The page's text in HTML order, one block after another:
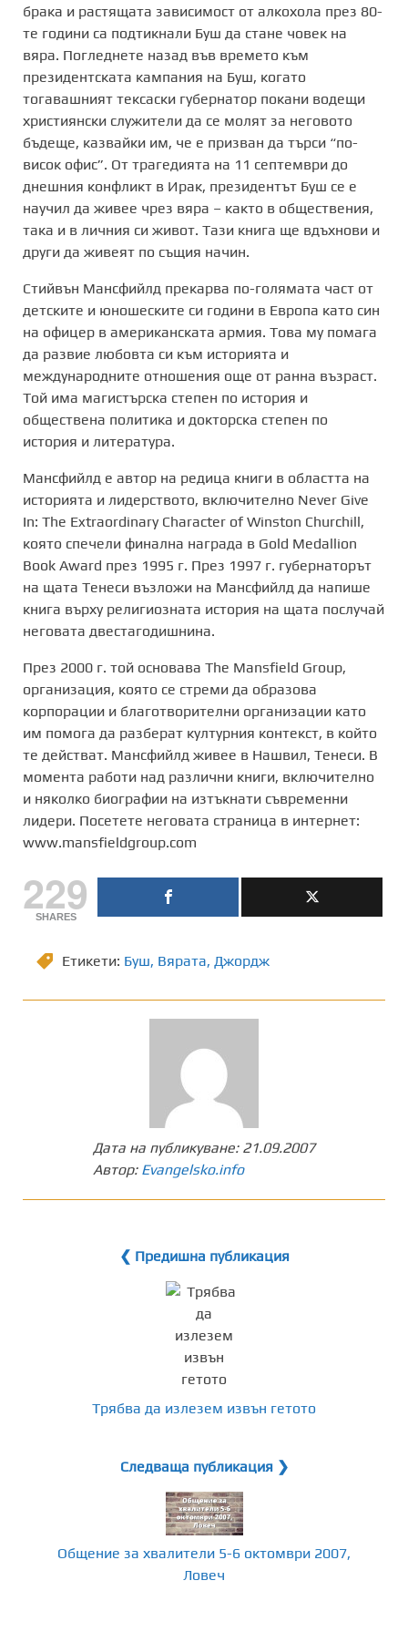
брака и растящата зависимост от алкохола през 80-
те години са подтикнали Буш да стане човек на
вяра. Погледнете назад във времето към
президентската кампания на Буш, когато
тогавашният тексаски губернатор покани водещи
християнски служители да се молят за неговото
бъдеще, казвайки им, че е призван да търси “по-
висок офис”. От трагедията на 11 септември до
днешния конфликт в Ирак, президентът Буш се е
научил да живее чрез вяра – както в обществения,
така и в личния си живот. Тази книга ще вдъхнови и
други да живеят по същия начин.
Стийвън Мансфийлд прекарва по-голямата част от
детските и юношеските си години в Европа като син
на офицер в американската армия. Това му помага
да развие любовта си към историята и
международните отношения още от ранна възраст.
Той има магистърска степен по история и
обществена политика и докторска степен по
история и литература.
Мансфийлд е автор на редица книги в областта на
историята и лидерството, включително Never Give
In: The Extraordinary Character of Winston Churchill,
която спечели финална награда в Gold Medallion
Book Award през 1995 г. През 1997 г. губернаторът
на щата Тенеси възложи на Мансфийлд да напише
книга върху религиозната история на щата послучай
неговата двестагодишнина.
През 2000 г. той основава The Mansfield Group,
организация, която се стреми да образова
корпорации и благотворителни организации като
им помога да разберат културния контекст, в който
те действат. Мансфийлд живее в Нашвил, Тенеси. В
момента работи над различни книги, включително
и няколко биографии на изтъкнати съвременни
лидери. Посетете неговата страница в интернет:
www.mansfieldgroup.com
229
SHARES
Етикети: Буш, Вярата, Джордж
Дата на публикуване: 21.09.2007
Автор: Evangelsko.info
❮ Предишна публикация
Трябва да излезем извън гетото
Следваща публикация ❯
Общение за хвалители 5-6 октомври 2007,
Ловеч